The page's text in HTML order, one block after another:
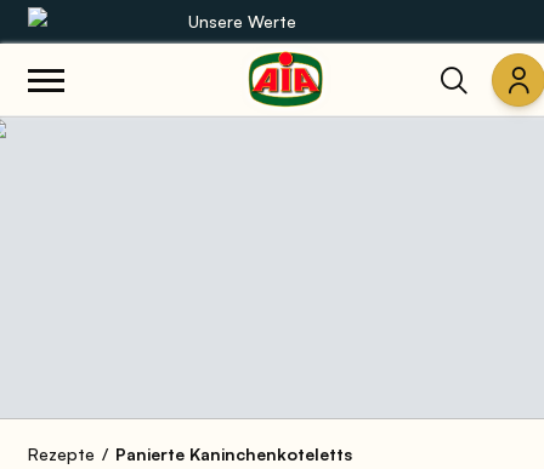
Unsere Werte
Unsere Sortimente
Rezepte Panierte Kaninchenkoteletts